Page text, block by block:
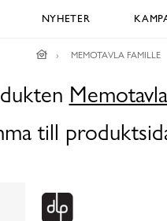
NYHETER
MEMOTAVLA FAMILLE
till